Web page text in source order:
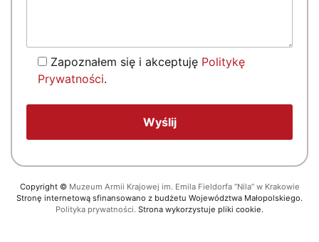
Zapoznałem się i akceptuję Politykę
Prywatności.
Copyright © Muzeum Armii Krajowej im. Emila Fieldorfa “Nila” w Krakowie
Stronę internetową sfinansowano z budżetu Województwa Małopolskiego.
Polityka prywatności. Strona wykorzystuje pliki cookie.